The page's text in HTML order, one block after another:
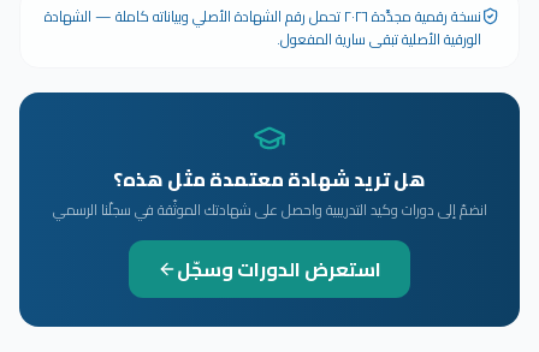
نسخة رقمية مجدَّدة ٢٠٢٦ تحمل رقم الشهادة الأصلي وبياناته كاملة — الشهادة
الورقية الأصلية تبقى سارية المفعول.
هل تريد شهادة معتمدة مثل هذه؟
انضمّ إلى دورات وكيد التدريبية واحصل على شهادتك الموثّقة في سجلّنا الرسمي
استعرض الدورات وسجّل